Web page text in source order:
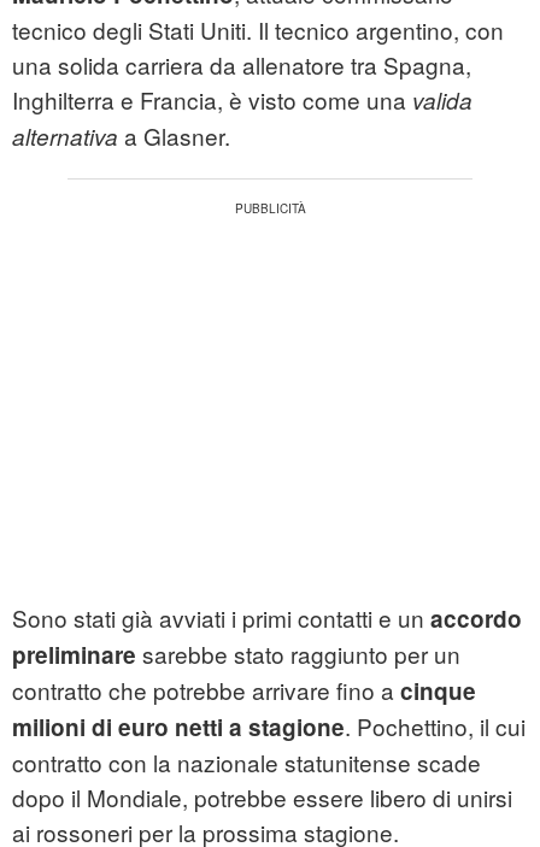
tecnico degli Stati Uniti. Il tecnico argentino, con
una solida carriera da allenatore tra Spagna,
Inghilterra e Francia, è visto come una valida
alternativa a Glasner.
Sono stati già avviati i primi contatti e un accordo
preliminare sarebbe stato raggiunto per un
contratto che potrebbe arrivare fino a cinque
milioni di euro netti a stagione. Pochettino, il cui
contratto con la nazionale statunitense scade
dopo il Mondiale, potrebbe essere libero di unirsi
ai rossoneri per la prossima stagione.